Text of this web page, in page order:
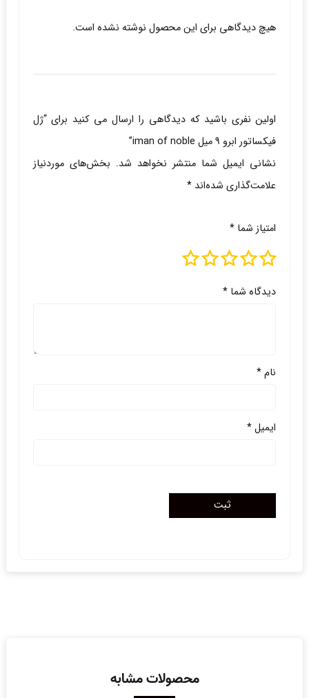
هیچ دیدگاهی برای این محصول نوشته نشده است.
اولین نفری باشید که دیدگاهی را ارسال می کنید برای “ژل
فیکساتور ابرو 9 میل iman of noble”
نشانی ایمیل شما منتشر نخواهد شد. بخش‌های موردنیاز
علامت‌گذاری شده‌اند *
امتیاز شما *
دیدگاه شما *
نام*
ایمیل*
محصولات مشابه